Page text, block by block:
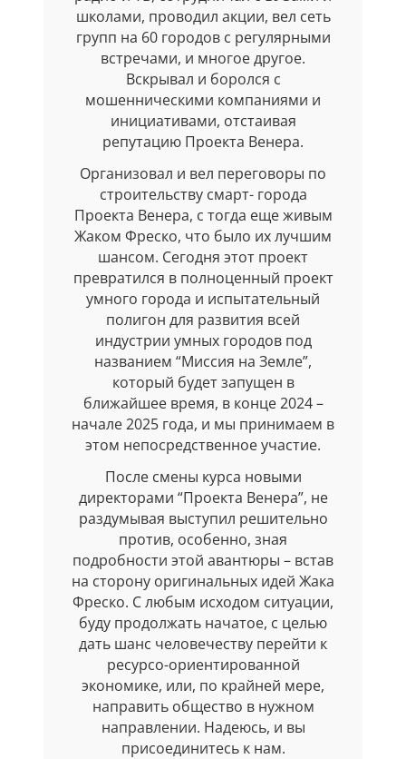
школами, проводил акции, вел сеть
групп на 60 городов с регулярными
встречами, и многое другое.
Вскрывал и боролся с
мошенническими компаниями и
инициативами, отстаивая
репутацию Проекта Венера.
Организовал и вел переговоры по
строительству смарт- города
Проекта Венера, с тогда еще живым
Жаком Фреско, что было их лучшим
шансом. Сегодня этот проект
превратился в полноценный проект
умного города и испытательный
полигон для развития всей
индустрии умных городов под
названием “Миссия на Земле”,
который будет запущен в
ближайшее время, в конце 2024 –
начале 2025 года, и мы принимаем в
этом непосредственное участие.
После смены курса новыми
директорами “Проекта Венера”, не
раздумывая выступил решительно
против, особенно, зная
подробности этой авантюры – встав
на сторону оригинальных идей Жака
Фреско. С любым исходом ситуации,
буду продолжать начатое, с целью
дать шанс человечеству перейти к
ресурсо-ориентированной
экономике, или, по крайней мере,
направить общество в нужном
направлении. Надеюсь, и вы
присоединитесь к нам.